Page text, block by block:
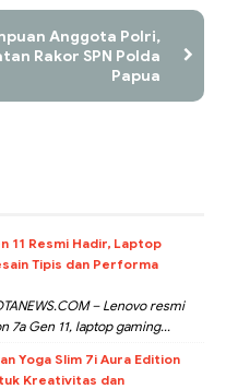
Anggota Polri,
Rakor SPN Polda
Papua
11 Resmi Hadir, Laptop
Tipis dan Performa
– Lenovo resmi
7a Gen 11, laptop gaming...
Yoga Slim 7i Aura Edition
Kreativitas dan